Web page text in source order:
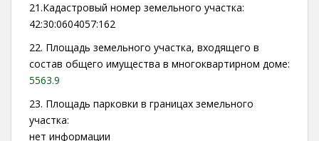
21.Кадастровый номер земельного участка:
42:30:0604057:162
22. Площадь земельного участка, входящего в
состав общего имущества в многоквартирном доме:
5563.9
23. Площадь парковки в границах земельного
участка:
нет информации